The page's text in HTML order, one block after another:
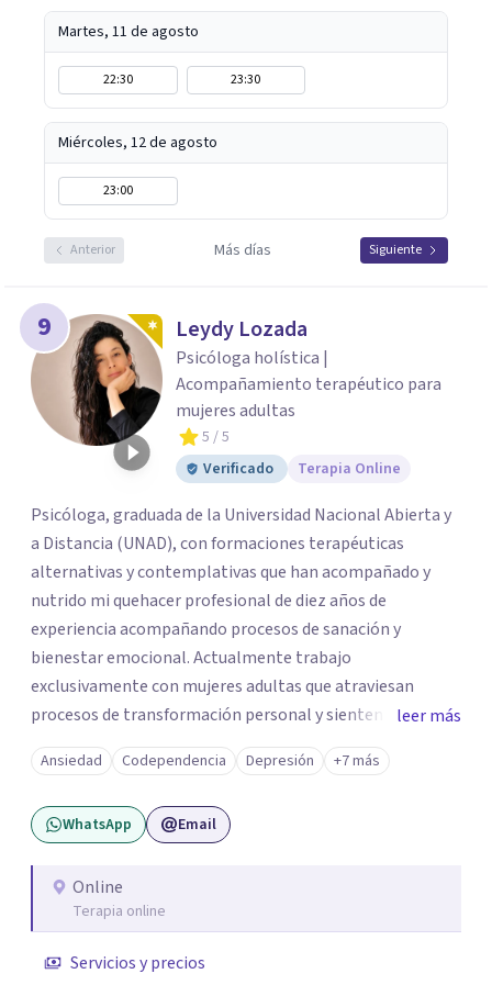
Martes, 11 de agosto
22:30 23:30
Miércoles, 12 de agosto
23:00
Anterior Más días Siguiente
9 Leydy Lozada
Psicóloga holística |
Acompañamiento terapéutico para
mujeres adultas
5 / 5
Verificado
Terapia Online
Psicóloga, graduada de la Universidad Nacional Abierta y
a Distancia (UNAD), con formaciones terapéuticas
alternativas y contemplativas que han acompañado y
nutrido mi quehacer profesional de diez años de
experiencia acompañando procesos de sanación y
bienestar emocional. Actualmente trabajo
exclusivamente con mujeres adultas que atraviesan
procesos de transformación personal y sienten la
necesidad de tomar una pausa para reconectar consigo
mismas y hacer un viaje de autoconocimiento profundo.
Mi propio camino profesional me llevó a trabajar antes
con niños, adolescentes y familias en contextos
enseñó que el cambio real ocurre cuando la persona se
siente vista, escuchada, acompañada; y sobre todo
llevar a su vida cotidiana. Hoy, esa experiencia se traduce
leer más
Ansiedad Codependencia Depresión +7 más
WhatsApp Email
Online
Terapia online
Servicios y precios